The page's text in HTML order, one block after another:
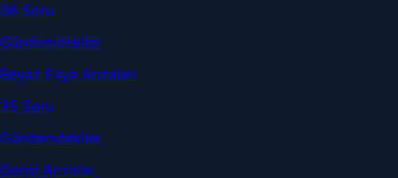
36 Soru
Gündemdekiler
Beyaz Eşya Arızaları
35 Soru
Gündemdekiler
Genel Arızalar